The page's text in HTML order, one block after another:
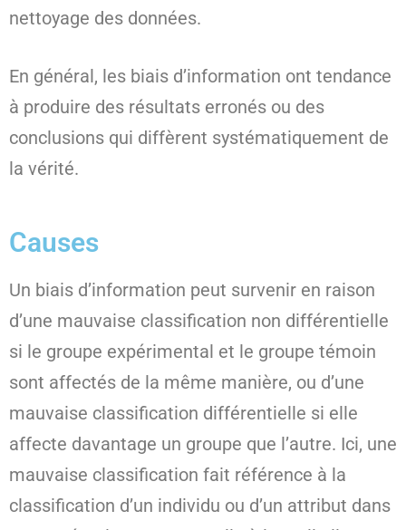
nettoyage des données.
En général, les biais d’information ont tendance
à produire des résultats erronés ou des
conclusions qui diffèrent systématiquement de
la vérité.
Causes
Un biais d’information peut survenir en raison
d’une mauvaise classification non différentielle
si le groupe expérimental et le groupe témoin
sont affectés de la même manière, ou d’une
mauvaise classification différentielle si elle
affecte davantage un groupe que l’autre. Ici, une
mauvaise classification fait référence à la
classification d’un individu ou d’un attribut dans